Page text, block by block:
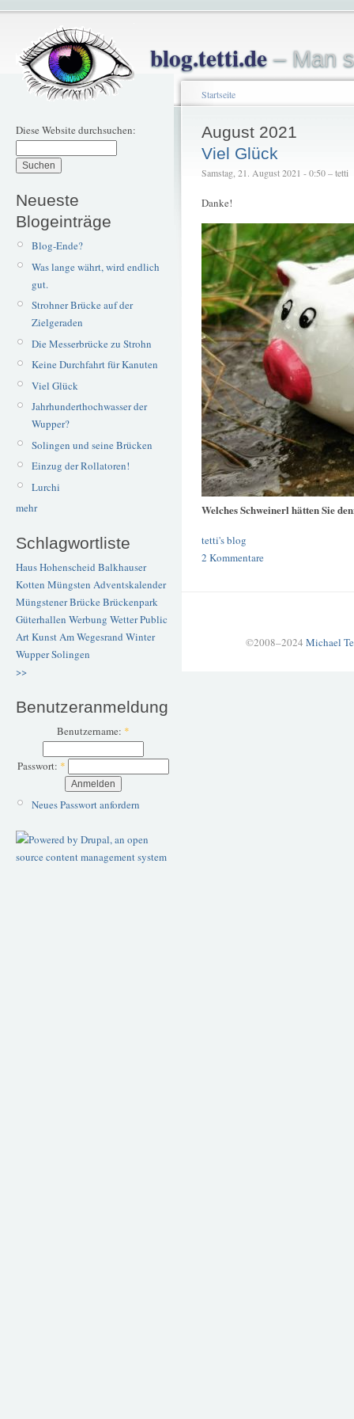
blog.tetti.de– Man
Diese Website durchsuchen:
Neueste
Blogeinträge
Blog-Ende?
Was lange währt, wird endlich
gut.
Strohner Brücke auf der
Zielgeraden
Die Messerbrücke zu Strohn
Keine Durchfahrt für Kanuten
Viel Glück
Jahrhunderthochwasser der
Wupper?
Solingen und seine Brücken
Einzug der Rollatoren!
Lurchi
mehr
Schlagwortliste
Haus Hohenscheid Balkhauser
Kotten Müngsten Adventskalender
Müngstener BrückeBrückenpark
Güterhallen Werbung WetterPublic
ArtKunstAm Wegesrand Winter
WupperSolingen
>>
Benutzeranmeldung
Benutzername: *
Passwort: *
Neues Passwort anfordern
Startseite
August 2021
Viel Glück
Samstag, 21. August 2021 - 0:50 – tetti
Danke!
Welches Schweinerl hätten Sie
tetti's blog
2 Kommentare
©2008–2024 Michael